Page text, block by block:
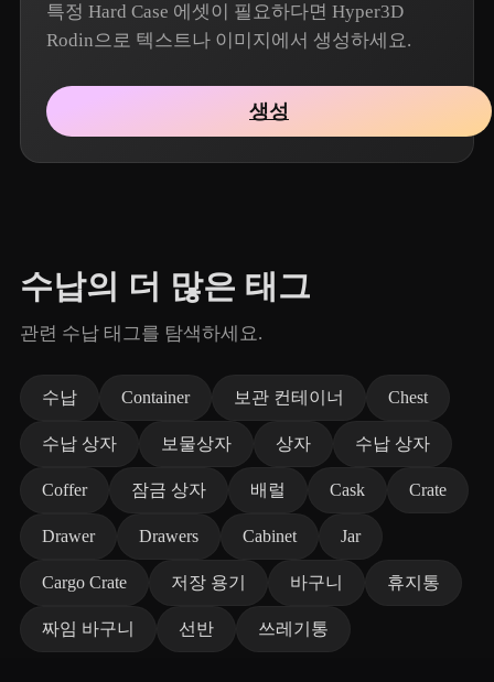
특정 Hard Case 에셋이 필요하다면 Hyper3D
Rodin으로 텍스트나 이미지에서 생성하세요.
생성
수납의 더 많은 태그
관련 수납 태그를 탐색하세요.
수납 Container 보관 컨테이너 Chest
수납 상자 보물상자 상자 수납 상자
Coffer 잠금 상자 배럴 Cask Crate
Drawer Drawers Cabinet Jar
Cargo Crate 저장 용기 바구니 휴지통
짜임 바구니 선반 쓰레기통